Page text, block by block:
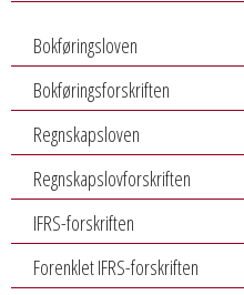
Bokføringsloven
Bokføringsforskriften
Regnskapsloven
Regnskapslovforskriften
IFRS-forskriften
Forenklet IFRS-forskriften